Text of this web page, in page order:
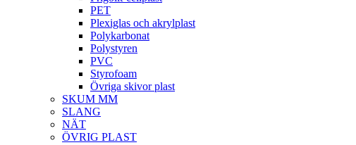
PET
Plexiglas och akrylplast
Polykarbonat
Polystyren
PVC
Styrofoam
Övriga skivor plast
SKUM MM
SLANG
NÄT
ÖVRIG PLAST